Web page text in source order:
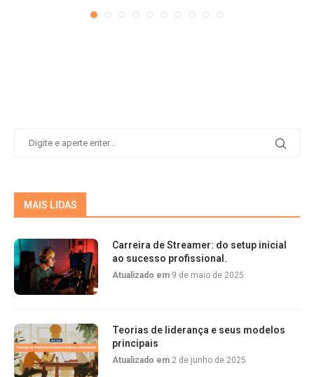
MAIS LIDAS
Carreira de Streamer: do setup inicial
ao sucesso profissional.
Atualizado em 9 de maio de 2025
Teorias de liderança e seus modelos
principais
Atualizado em 2 de junho de 2025